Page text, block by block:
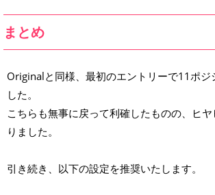
まとめ
Originalと同様、最初のエントリーで11ポジ
した。
こちらも無事に戻って利確したものの、ヒ
りました。
引き続き、以下の設定を推奨いたします。